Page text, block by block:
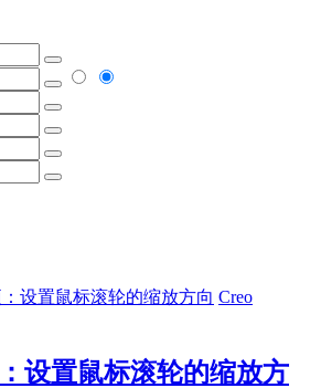
Creo
设置鼠标滚轮的缩放方